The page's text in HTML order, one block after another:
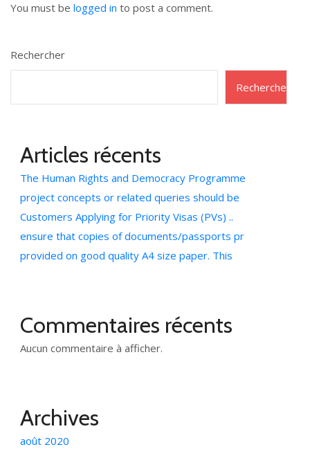
You must be logged in to post a comment.
Rechercher
Rechercher
Articles récents
The Human Rights and Democracy Programme
project concepts or related queries should be
Customers Applying for Priority Visas (PVs) ..
ensure that copies of documents/passports pr
provided on good quality A4 size paper. This
Commentaires récents
Aucun commentaire à afficher.
Archives
août 2020